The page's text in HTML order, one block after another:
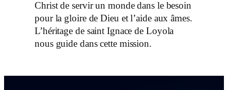
Christ de servir un monde dans le besoin
pour la gloire de Dieu et l’aide aux âmes.
L’héritage de saint Ignace de Loyola
nous guide dans cette mission.